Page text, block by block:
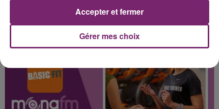
ASSISTANT(E) ADV EN CDI
Gérer mes choix
Accepter et fermer